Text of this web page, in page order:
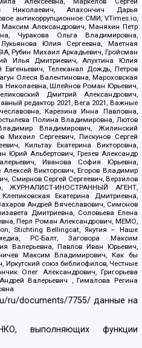
Николаевич, Апахончич Дарья
антикоррупционное СМИ, VTimes.io,
Александрович, Маняхин Петр
Чуракова Ольга Владимировна,
Юлия Сергеевна, Маетная
Рубин Михаил Аркадьевич, Гройсман
Илья Дмитриевич, Апухтина Юлия
Телеканал Дождь, Петров
Олеся Валентиновна, Мароховская
Николаевна, Шлейнов Роман Юрьевич,
Дмитрий Александрович,
редактор 2021, Вега 2021, Важные
Карезина Инна Павловна,
Полина Владимировна, Лютов
Владимирович, Жилинский
Михаил Сергеевич, Пискунов Сергей
Кильтау Екатерина Викторовна,
Юрий Альбертович, Грезев Александр
Иванова София Юрьевна,
Викторович, Егоров Владимир
Смирнов Сергей Сергеевич, Верзилов
ЖУРНАЛИСТ-ИНОСТРАННЫЙ АГЕНТ,
Екатерина Дмитриевна,
Андрей Вячеславович, Симонов
Дмитриевна, Соловьева Елена
Перл Роман Александрович, МЕМО,
Stichting Bellingcat, Якутия – Наше
РС-Балт, Заговора Максим
Валерьевна, Павлов Иван Юрьевич,
Максим Владимирович, Как бы
Иркутский союз библиофилов, Честные
Олег Александрович, Григорьева
Валерьевич , Гималова Регина
ru/documents/7755/ данные на
выполняющих функции